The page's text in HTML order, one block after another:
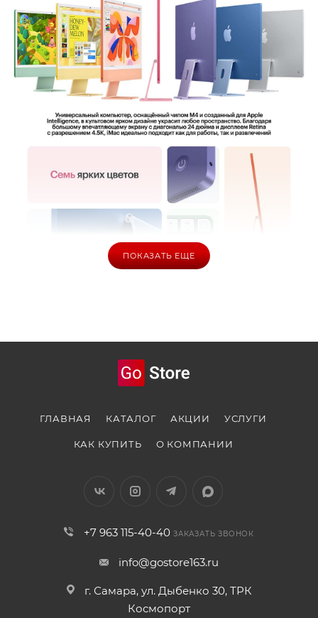
ПОКАЗАТЬ ЕЩЕ
ГЛАВНАЯ КАТАЛОГ АКЦИИ УСЛУГИ
КАК КУПИТЬ О КОМПАНИИ
+7 963 115-40-40 ЗАКАЗАТЬ ЗВОНОК
info@gostore163.ru
г. Самара, ул. Дыбенко 30, ТРК
Космопорт